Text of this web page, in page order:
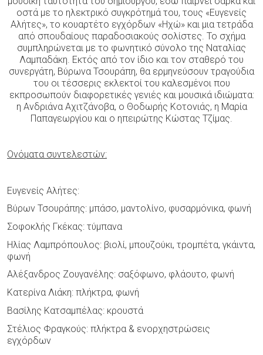
οστά με το ηλεκτρικό συγκρότημά του, τους «Ευγενείς
Αλήτες», το κουαρτέτο εγχόρδων «Ηχώ» και μια τετράδα
από σπουδαίους παραδοσιακούς σολίστες. Το σχήμα
συμπληρώνεται με το φωνητικό σύνολο της Ναταλίας
Λαμπαδάκη. Εκτός από τον ίδιο και τον σταθερό του
συνεργάτη, Βύρωνα Τσουράπη, θα ερμηνεύσουν τραγούδια
του οι τέσσερις εκλεκτοί του καλεσμένοι που
εκπροσωπούν διαφορετικές γενιές και μουσικά ιδιώματα:
η Ανδριάνα Αχιτζάνοβα, ο Θοδωρής Κοτονιάς, η Μαρία
Παπαγεωργίου και ο ηπειρώτης Κώστας Τζίμας.
Ονόματα συντελεστών:
Ευγενείς Αλήτες:
Βύρων Τσουράπης: μπάσο, μαντολίνο, φυσαρμόνικα, φωνή
Σοφοκλής Γκέκας: τύμπανα
Ηλίας Λαμπρόπουλος: βιολί, μπουζούκι, τρομπέτα, γκάιντα,
φωνή
Αλέξανδρος Ζουγανέλης: σαξόφωνο, φλάουτο, φωνή
Κατερίνα Λιάκη: πλήκτρα, φωνή
Βασίλης Κατσαμπέλας: κρουστά
Στέλιος Φραγκούς: πλήκτρα & ενορχηστρώσεις
εγχόρδων